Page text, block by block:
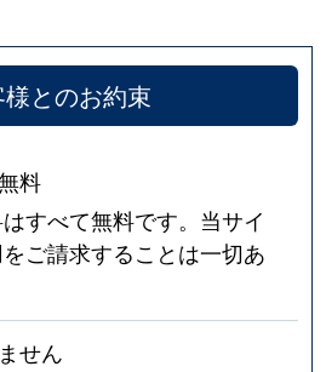
とのお約束
料
すべて無料です。当サイ
ご請求することは一切あ
せん